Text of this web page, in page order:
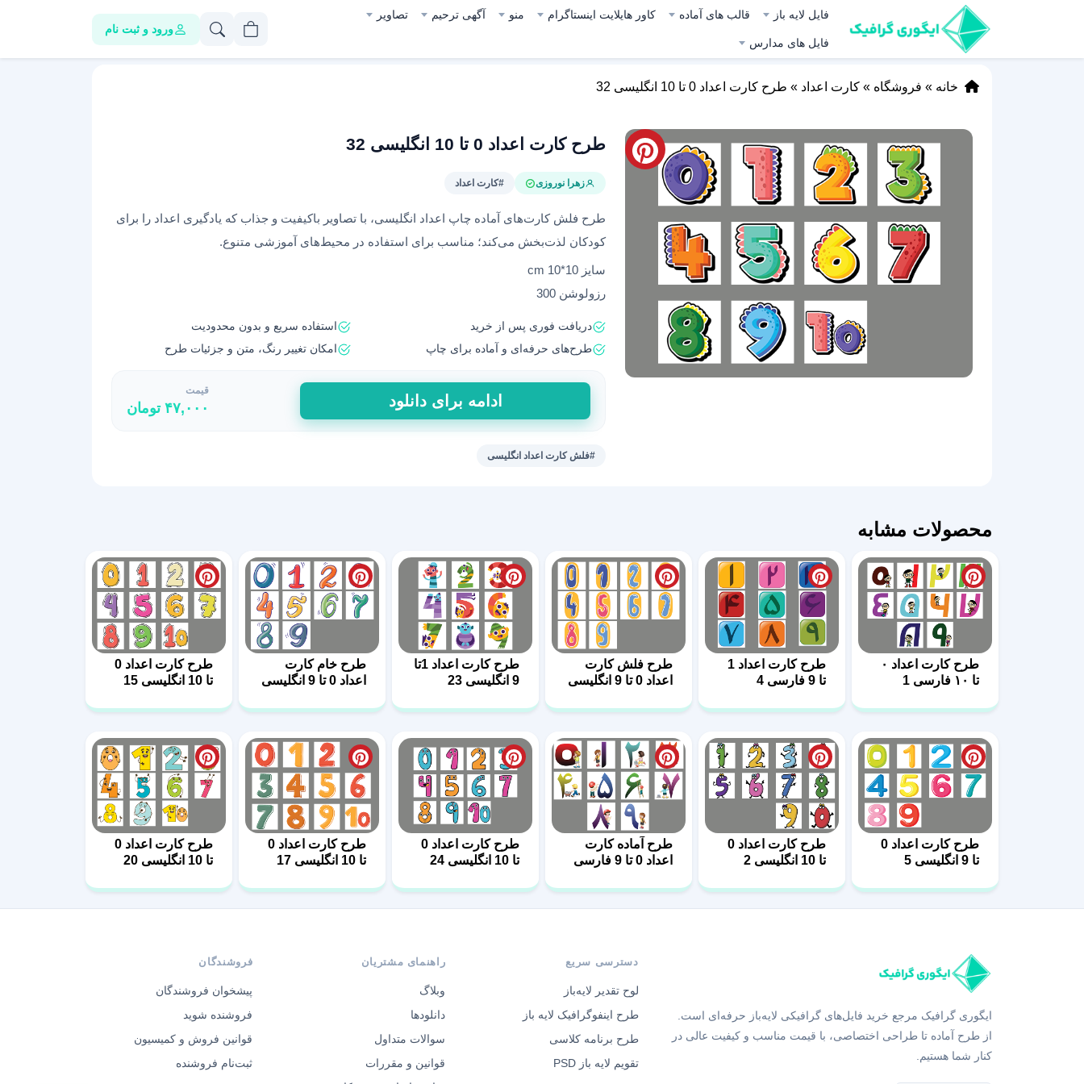
فایل لایه باز قالب های آماده کاور هایلایت اینستاگرام منو آگهی ترحیم تصاویر
فایل های مدارس
ورود و ثبت نام
خانه » فروشگاه » کارت اعداد » طرح کارت اعداد 0 تا 10 انگلیسی 32
طرح کارت اعداد 0 تا 10 انگلیسی 32
زهرا نوروزی #کارت اعداد
طرح فلش کارت‌های آماده چاپ اعداد انگلیسی، با تصاویر باکیفیت و جذاب که یادگیری اعداد را برای
کودکان لذت‌بخش می‌کند؛ مناسب برای استفاده در محیط‌های آموزشی متنوع.
سایز 10*10 cm
رزولوشن 300
دریافت فوری پس از خرید
استفاده سریع و بدون محدودیت
طرح‌های حرفه‌ای و آماده برای چاپ
امکان تغییر رنگ، متن و جزئیات طرح
طرح
کارت
اعداد
0
ادامه برای دانلود
قیمت
۴۷,۰۰۰ تومان
#فلش کارت اعداد انگلیسی
محصولات مشابه
طرح کارت اعداد ۰
تا ۱۰ فارسی 1
طرح کارت اعداد 1
تا 9 فارسی 4
طرح فلش کارت
اعداد 0 تا 9 انگلیسی
طرح کارت اعداد 1تا
9 انگلیسی 23
طرح خام کارت
اعداد 0 تا 9 انگلیسی
طرح کارت اعداد 0
تا 10 انگلیسی 15
طرح کارت اعداد 0
تا 9 انگلیسی 5
طرح کارت اعداد 0
تا 10 انگلیسی 2
طرح آماده کارت
اعداد 0 تا 9 فارسی
طرح کارت اعداد 0
تا 10 انگلیسی 24
طرح کارت اعداد 0
تا 10 انگلیسی 17
طرح کارت اعداد 0
تا 10 انگلیسی 20
ایگوری گرافیک مرجع خرید فایل‌های گرافیکی لایه‌باز حرفه‌ای است.
از طرح آماده تا طراحی اختصاصی، با قیمت مناسب و کیفیت عالی در
کنار شما هستیم.
دسترسی سریع
لوح تقدیر لایه‌باز
طرح اینفوگرافیک لایه باز
طرح برنامه کلاسی
تقویم لایه باز PSD
راهنمای مشتریان
وبلاگ
دانلودها
سوالات متداول
قوانین و مقررات
فروشندگان
پیشخوان فروشندگان
فروشنده شوید
قوانین فروش و کمیسیون
ثبت‌نام فروشنده